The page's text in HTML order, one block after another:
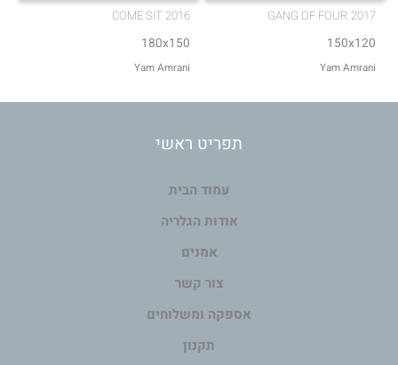
GANG OF FOUR 2017
150x120
Yam Amrani
COME SIT 2016
180x150
Yam Amrani
תפריט ראשי
עמוד הבית
אודות הגלריה
אמנים
צור קשר
אספקה ומשלוחים
תקנון